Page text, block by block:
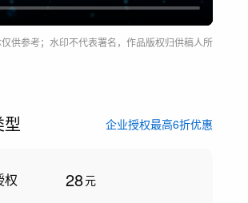
供参考；水印不代表署名，作品版权归供稿人所
企业授权最高6折优惠
权 28元